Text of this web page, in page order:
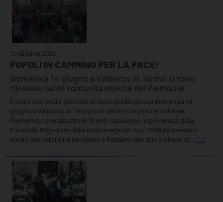
19 Giugno 2026
POPOLI IN CAMMINO PER LA PACE!
Domenica 14 giugno a Valdocco in Torino si sono
ritrovate tante comunità etniche del Piemonte
È stata una intera giornata di festa quella vissuta domenica 14
giugno a Valdocco in Torino con tante comunità etniche del
Piemonte e soprattutto di Torino capoluogo, e promossa dalla
Pastorale Migrantes della nostra regione. Fra i 1500 partecipanti
anche una ottantina da Cuneo e Fossano con due pullman di… [...]